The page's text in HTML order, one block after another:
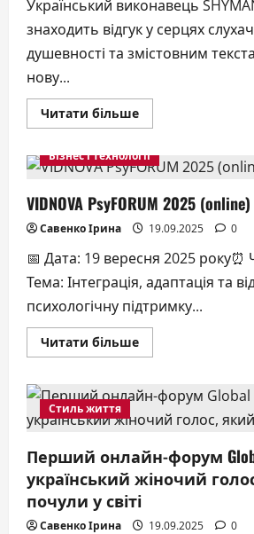
Український виконавець
знаходить відгук у серцях
душевності та змістовним
нову...
Читати більшеДокладніше
про
SHYMAN
представляє
сингл
«ПЛАКАЛА»
Бізнес і технології
VIDNOVA PsyFORUM 2025 (online)
Савенко Ірина 19.09.2025 0
📅 Дата: 19 вересня 2025 року⏰
Тема: Інтеграція, адаптація та
психологічну підтримку...
Читати більшеДокладніше
про
2025
(online)
Стиль життя
Перший онлайн-форум Global
український жіночий
почули у світі
Савенко Ірина 19.09.2025 0